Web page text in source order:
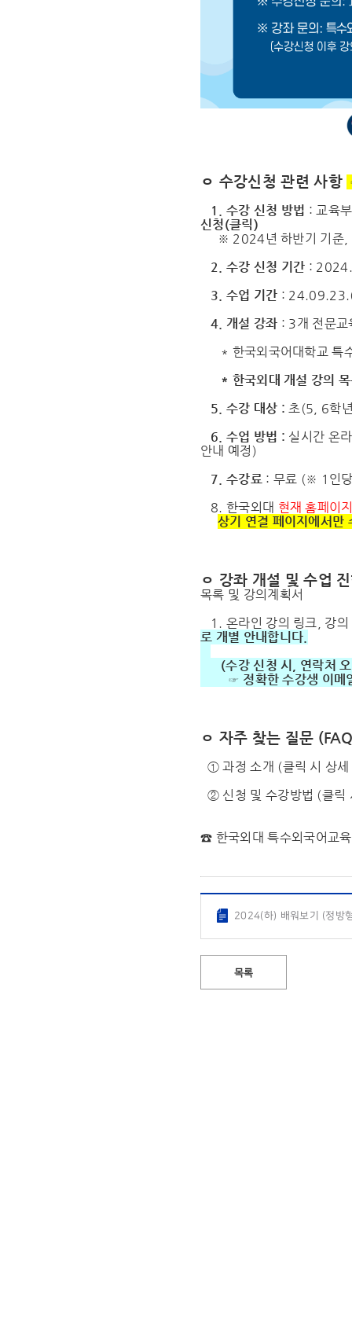
ㅇ 수강신청 관련 사항
1. 수강 신청 방법 : 교육
신청(클릭)
※ 2024년 하반기 기준,
2. 수강 신청 기간 :
3. 수업 기간 :
4. 개설 강좌 : 3개 전문
* 한국외국어대학교 특
* 한국외대 개설 강의
5. 수강 대상 : 초(5, 6학
6. 수업 방법 : 실시간 온
안내 예정)
7. 수강료 : 무료 (※ 1인
8. 한국외대 현재 홈페이
상기 연결 페이지에서만
ㅇ 강좌 개설 및 수업
목록 및 강의계획서
1. 온라인 강의 링크, 강
로 개별 안내합니다.
(수강 신청 시, 연락처 오
☞ 정확한 수강생 이메일
ㅇ 자주 찾는 질문
① 과정 소개 (클릭 시 상
② 신청 및 수강방법 (클릭
☎ 한국외대 특수외국어교
2024(하) 배워보기 (정방
목록